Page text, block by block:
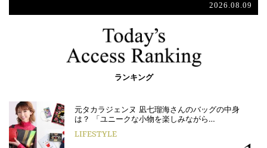
2026.08.09
ランキング
元タカラジェンヌ 凪七瑠海さんのバッグの中身
は？ 「ユニークな小物を楽しみながら…
LIFESTYLE